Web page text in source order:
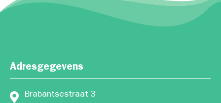
Adresgegevens
Brabantsestraat 3